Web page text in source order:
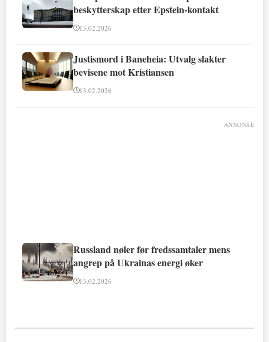
beskytterskap etter Epstein-kontakt
13.02.2026
Justismord i Baneheia: Utvalg slakter
bevisene mot Kristiansen
13.02.2026
ANNONSE
Russland nøler før fredssamtaler mens
angrep på Ukrainas energi øker
13.02.2026